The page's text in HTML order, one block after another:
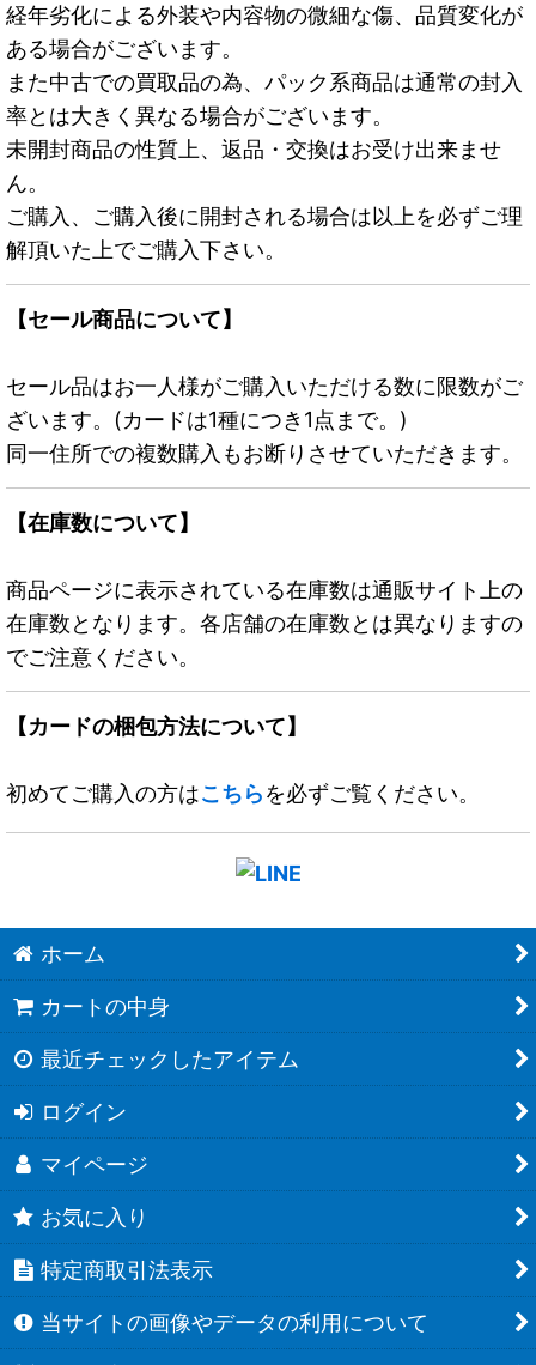
経年劣化による外装や内容物の微細な傷、品質変化が
ある場合がございます。
また中古での買取品の為、パック系商品は通常の封入
率とは大きく異なる場合がございます。
未開封商品の性質上、返品・交換はお受け出来ませ
ん。
ご購入、ご購入後に開封される場合は以上を必ずご理
解頂いた上でご購入下さい。
【セール商品について】
セール品はお一人様がご購入いただける数に限数がご
ざいます。(カードは1種につき1点まで。)
同一住所での複数購入もお断りさせていただきます。
【在庫数について】
商品ページに表示されている在庫数は通販サイト上の
在庫数となります。各店舗の在庫数とは異なりますの
でご注意ください。
【カードの梱包方法について】
初めてご購入の方はこちらを必ずご覧ください。
ホーム
カートの中身
最近チェックしたアイテム
ログイン
マイページ
お気に入り
特定商取引法表示
当サイトの画像やデータの利用について